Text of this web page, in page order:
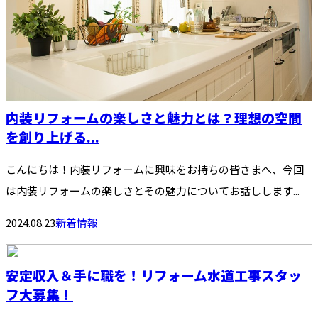
内装リフォームの楽しさと魅力とは？理想の空間
を創り上げる...
こんにちは！内装リフォームに興味をお持ちの皆さまへ、今回
は内装リフォームの楽しさとその魅力についてお話しします...
2024.08.23新着情報
安定収入＆手に職を！リフォーム水道工事スタッ
フ大募集！